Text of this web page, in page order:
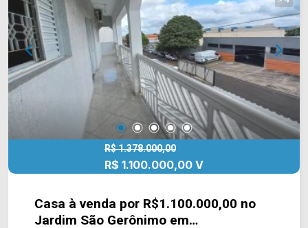
restaurantes. Entre em contato com a nossa
equipe de vendas e agende a sua visita!!
telefone Arbix: (19) 3475-4546
R$ 1.378.000,00
R$ 1.100.000,00 V
Casa à venda por R$1.100.000,00 no
Jardim São Gerônimo em